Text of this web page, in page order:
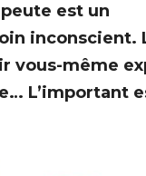
est un
inconscient.
vous-même
L’important